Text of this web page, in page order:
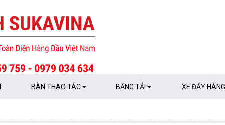
BÀN THAO TÁC BĂNG TẢI XE ĐẨY HÀNG